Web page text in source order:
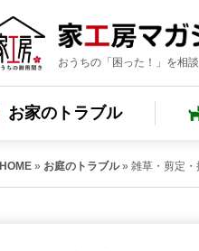
おうちの「困った！」を相談
お家のトラブル
HOME » お庭のトラブル» 雑草・剪定